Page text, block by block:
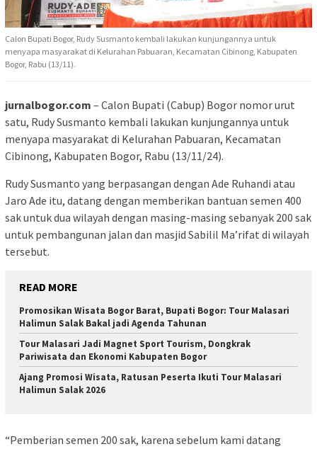
Calon Bupati Bogor, Rudy Susmanto kembali lakukan kunjungannya untuk
menyapa masyarakat di Kelurahan Pabuaran, Kecamatan Cibinong, Kabupaten
Bogor, Rabu (13/11).
jurnalbogor.com – Calon Bupati (Cabup) Bogor nomor urut
satu, Rudy Susmanto kembali lakukan kunjungannya untuk
menyapa masyarakat di Kelurahan Pabuaran, Kecamatan
Cibinong, Kabupaten Bogor, Rabu (13/11/24).
Rudy Susmanto yang berpasangan dengan Ade Ruhandi atau
Jaro Ade itu, datang dengan memberikan bantuan semen 400
sak untuk dua wilayah dengan masing-masing sebanyak 200 sak
untuk pembangunan jalan dan masjid Sabilil Ma’rifat di wilayah
tersebut.
READ MORE
Promosikan Wisata Bogor Barat, Bupati Bogor: Tour Malasari
Halimun Salak Bakal jadi Agenda Tahunan
Tour Malasari Jadi Magnet Sport Tourism, Dongkrak
Pariwisata dan Ekonomi Kabupaten Bogor
Ajang Promosi Wisata, Ratusan Peserta Ikuti Tour Malasari
Halimun Salak 2026
“Pemberian semen 200 sak, karena sebelum kami datang